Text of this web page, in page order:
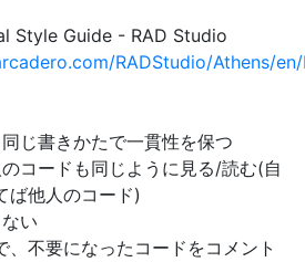
Style Guide - RAD Studio
RADStudio/Athens/en/
じ書きかたで一貫性を保つ
コードも同じように見る/読む(自
ば他人のコード)
い
、不要になったコードをコメント